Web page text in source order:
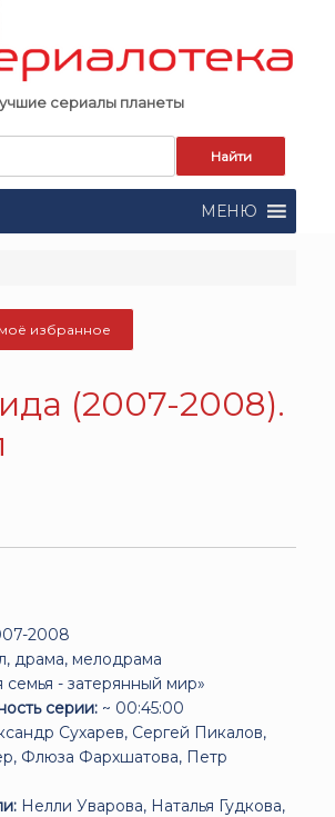
сериалы планеты
МЕНЮ
избранное
(2007-2008).
2008
драма, мелодрама
- затерянный мир»
серии: ~ 00:45:00
Сухарев, Сергей Пикалов,
Флюза Фархшатова, Петр
Нелли Уварова, Наталья Гудкова,